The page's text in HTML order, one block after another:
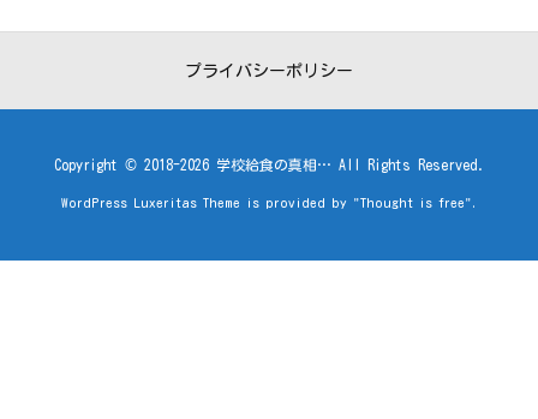
プライバシーポリシー
Copyright © 2018-2026 学校給食の真相… All Rights Reserved.
WordPress Luxeritas Theme is provided by "Thought is free".